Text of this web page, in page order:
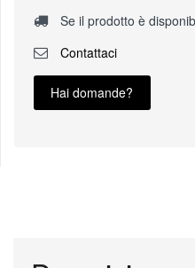
Se il prodotto è
Contattaci
Hai domande?